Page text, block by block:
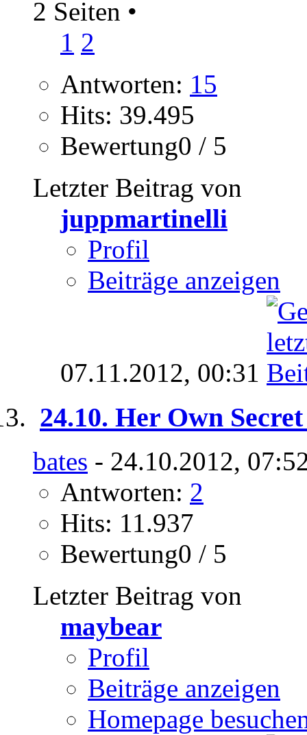
2 Seiten •
1 2
Antworten: 15
Hits: 39.495
Bewertung0 / 5
Letzter Beitrag von
juppmartinelli
Profil
Beiträge anzeigen
07.11.2012, 00:31
24.10. Her Own
bates - 24.10.2012,
Antworten: 2
Hits: 11.937
Bewertung0 / 5
Letzter Beitrag von
maybear
Profil
Beiträge anzeigen
Homepage